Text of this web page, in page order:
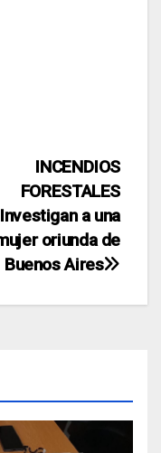
INCENDIOS
FORESTALES
Investigan a una
oriunda de
Buenos Aires